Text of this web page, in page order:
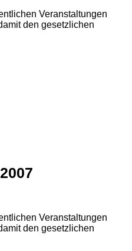
Veranstaltungen
den gesetzlichen
Veranstaltungen
den gesetzlichen